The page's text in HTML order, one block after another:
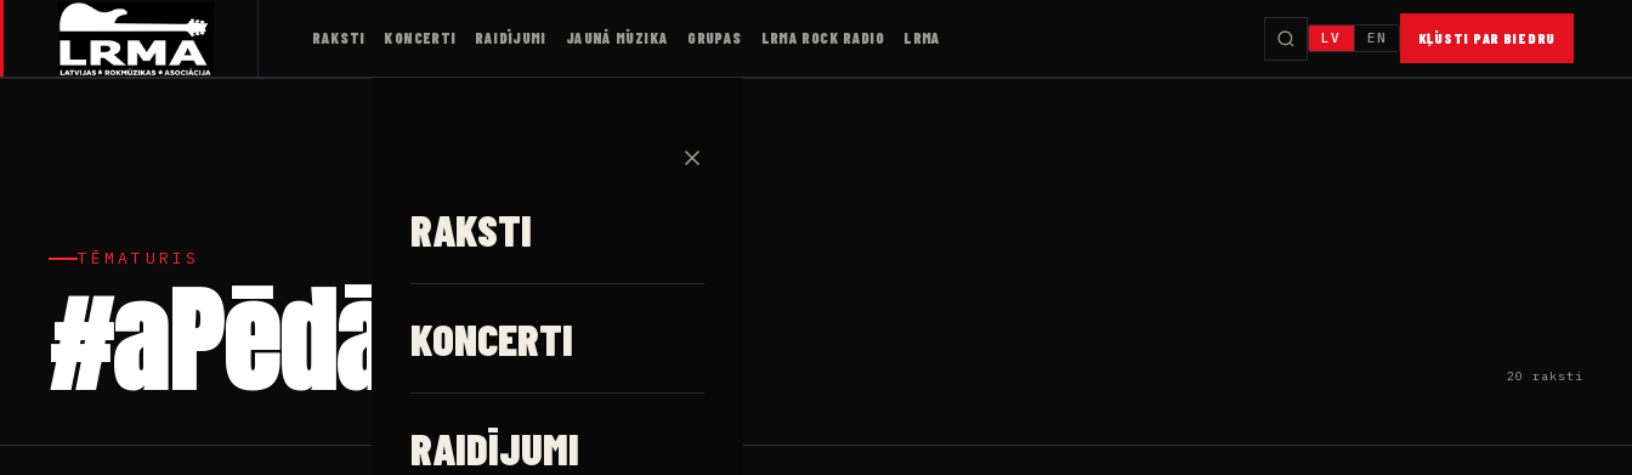
RAKSTI KONCERTI RAIDĪJUMI JAUNĀ MŪZIKA GRUPAS LRMA ROCK RADIO LRMA LV EN KĻŪSTI PAR BIEDRU
✕
RAKSTI
KONCERTI
RAIDĪJUMI
TĒMATURIS
#aPēdājs 20 raksti